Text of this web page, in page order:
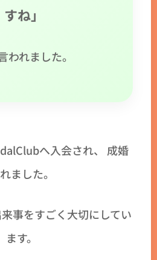
すね」
われました。
へ入会され、 成婚
ました。
事をすごく大切にしてい
ます。